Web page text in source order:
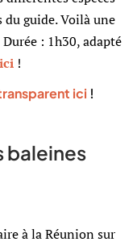
du guide. Voilà une
: 1h30, adapté
!
ici !
baleines
à la Réunion sur